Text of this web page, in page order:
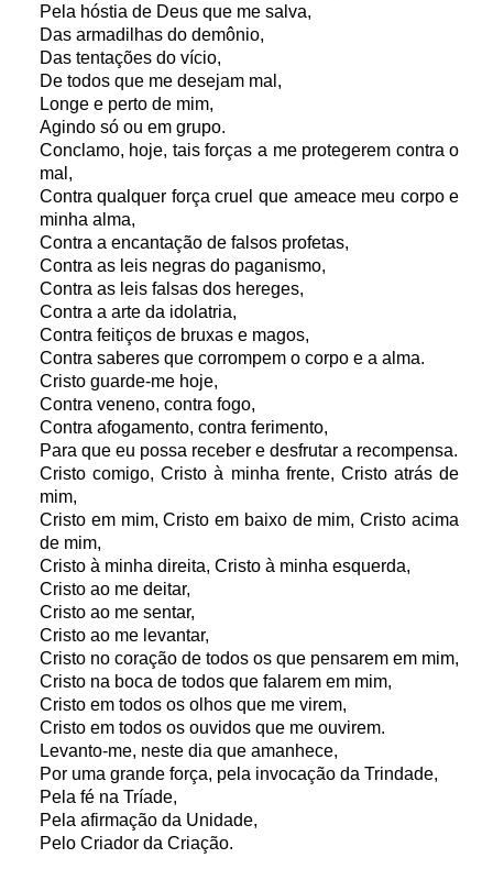
Pela hóstia de Deus que me salva,
Das armadilhas do demônio,
Das tentações do vício,
De todos que me desejam mal,
Longe e perto de mim,
Agindo só ou em grupo.
Conclamo, hoje, tais forças a me protegerem contra o
mal,
Contra qualquer força cruel que ameace meu corpo e
minha alma,
Contra a encantação de falsos profetas,
Contra as leis negras do paganismo,
Contra as leis falsas dos hereges,
Contra a arte da idolatria,
Contra feitiços de bruxas e magos,
Contra saberes que corrompem o corpo e a alma.
Cristo guarde-me hoje,
Contra veneno, contra fogo,
Contra afogamento, contra ferimento,
Para que eu possa receber e desfrutar a recompensa.
Cristo comigo, Cristo à minha frente, Cristo atrás de
mim,
Cristo em mim, Cristo em baixo de mim, Cristo acima
de mim,
Cristo à minha direita, Cristo à minha esquerda,
Cristo ao me deitar,
Cristo ao me sentar,
Cristo ao me levantar,
Cristo no coração de todos os que pensarem em mim,
Cristo na boca de todos que falarem em mim,
Cristo em todos os olhos que me virem,
Cristo em todos os ouvidos que me ouvirem.
Levanto-me, neste dia que amanhece,
Por uma grande força, pela invocação da Trindade,
Pela fé na Tríade,
Pela afirmação da Unidade,
Pelo Criador da Criação.